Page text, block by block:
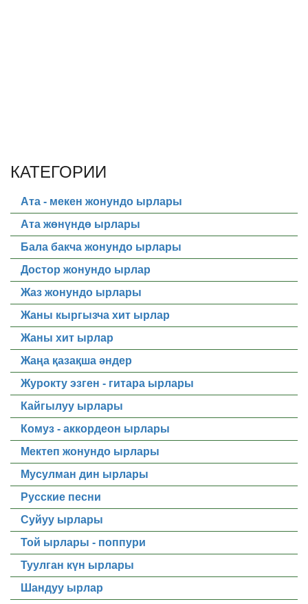
КАТЕГОРИИ
Ата - мекен жонундо ырлары
Ата жөнүндө ырлары
Бала бакча жонундо ырлары
Достор жонундо ырлар
Жаз жонундо ырлары
Жаны кыргызча хит ырлар
Жаны хит ырлар
Жаңа қазақша әндер
Журокту эзген - гитара ырлары
Кайгылуу ырлары
Комуз - аккордеон ырлары
Мектеп жонундо ырлары
Мусулман дин ырлары
Русские песни
Суйуу ырлары
Той ырлары - поппури
Туулган күн ырлары
Шандуу ырлар